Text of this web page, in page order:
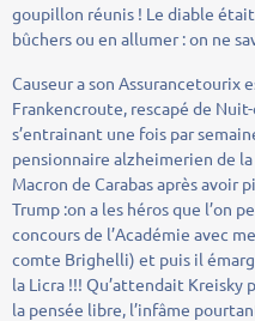
goupillon réunis ! Le diable
bûchers ou en allumer : on ne
Causeur a son Assurancetourix
Frankencroute, rescapé de
s’entrainant une fois par
pensionnaire alzheimerien de
Macron de Carabas après avoir
Trump :on a les héros que l’on
concours de l’Académie avec
comte Brighelli) et puis il
la Licra !!! Qu’attendait Kreisky
la pensée libre, l’infâme